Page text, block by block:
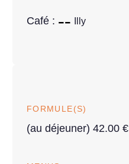
Café : Illy
FORMULE(S)
(au déjeuner) 42.00 €